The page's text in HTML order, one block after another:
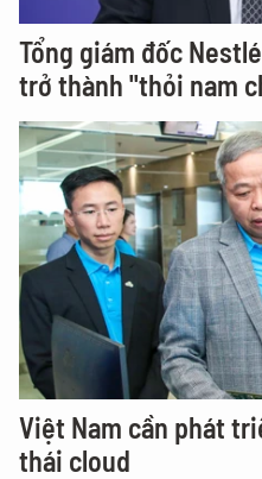
Tổng giám đốc
trở thành "thỏi nam
Việt Nam cần phát
thái cloud